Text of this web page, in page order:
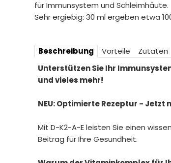
für Immunsystem und Schleimhäute.
Sehr ergiebig: 30 ml ergeben etwa
Beschreibung Vorteile Zutaten
Unterstützen Sie Ihr
und vieles mehr!
NEU: Optimierte Rezeptur - Jetzt
Mit D-K2-A-E leisten Sie einen
Beitrag für Ihre Gesundheit.